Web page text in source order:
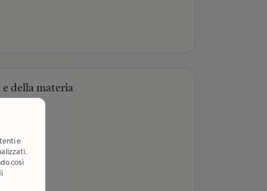
della materia
e
così